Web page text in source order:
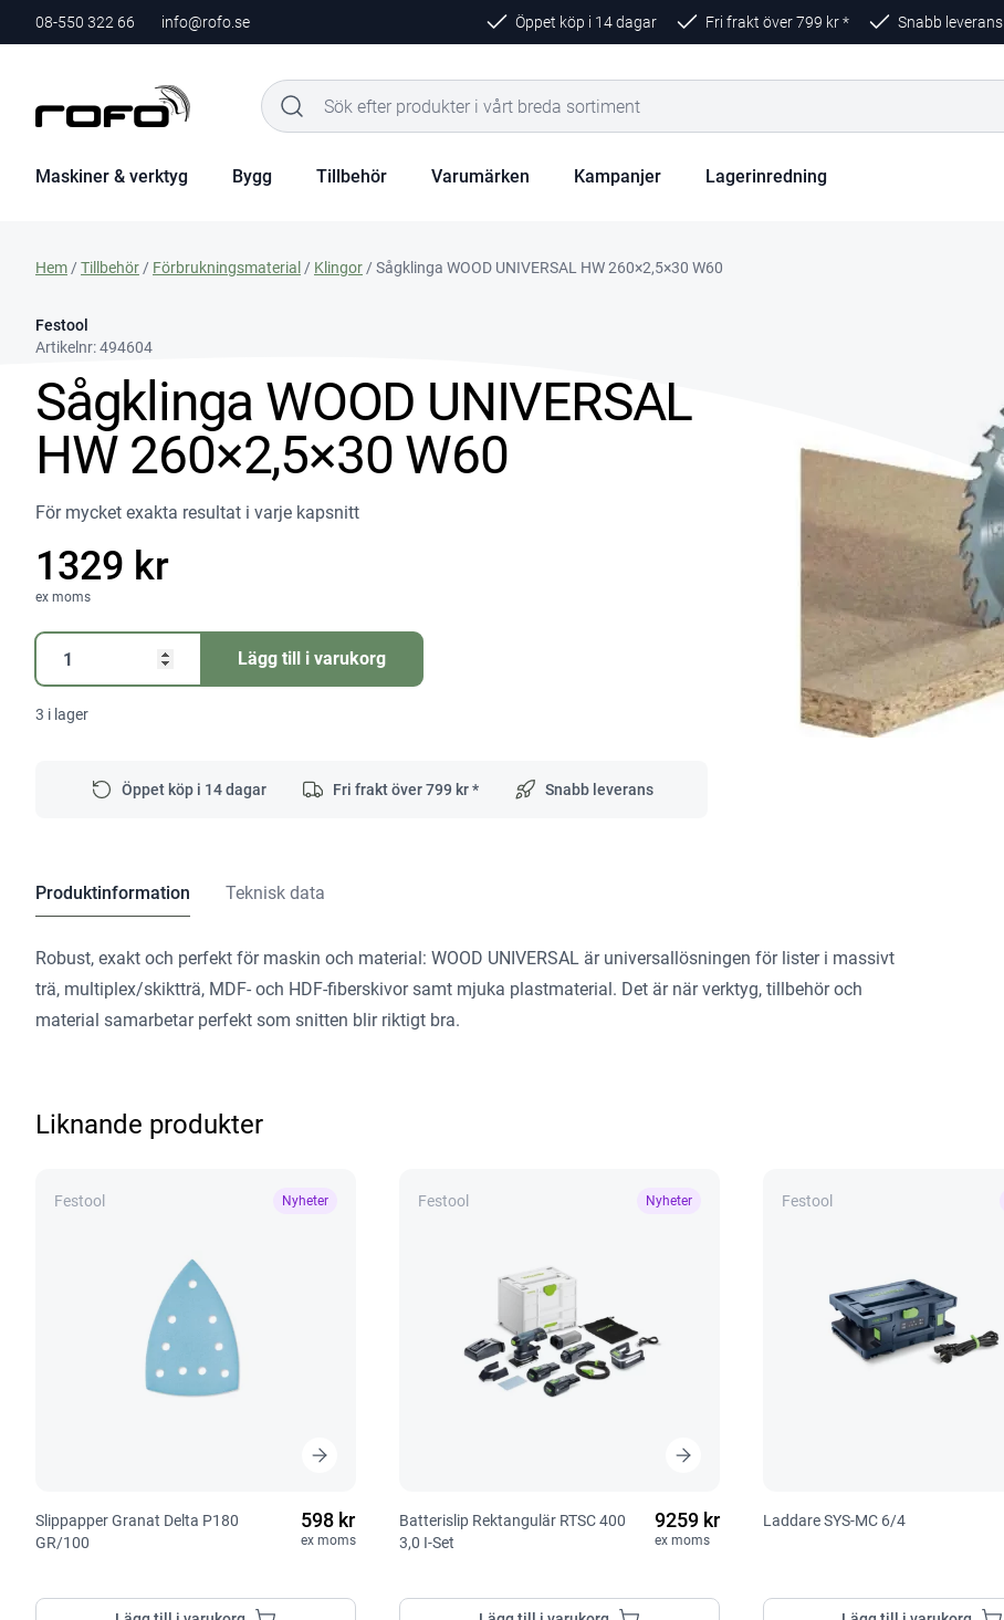
08-550 322 66 info@rofo.se Öppet köp i 14 dagar Fri frakt över799 kr * Snabb leverans
Maskiner & verktyg Bygg Tillbehör Varumärken Kampanjer Lagerinredning
Hem /Tillbehör / Förbrukningsmaterial / Klingor / Sågklinga WOOD UNIVERSAL HW 260×2,5×30 W60
Festool
Artikelnr:494604
Sågklinga WOOD UNIVERSAL
HW 260×2,5×30 W60
För mycket exakta resultat i varje kapsnitt
1329 kr
ex moms
Sågklinga
WOOD
HW
Lägg till i varukorg
3 i lager
Öppet köp i 14 dagar Fri frakt över799 kr * Snabb leverans
Produktinformation Teknisk data
Robust, exakt och perfekt för maskin och material: WOOD UNIVERSAL är universallösningen för lister i massivt
trä, multiplex/skiktträ, MDF- och HDF-fiberskivor samt mjuka plastmaterial. Det är när verktyg, tillbehör och
material samarbetar perfekt som snitten blir riktigt bra.
Liknande produkter
Festool Nyheter
Slippapper Granat Delta P180
GR/100
598 kr
ex moms
Festool Nyheter
Batterislip Rektangulär RTSC 400
3,0 I-Set
9259 kr
ex moms
Festool
Laddare SYS-MC 6/4